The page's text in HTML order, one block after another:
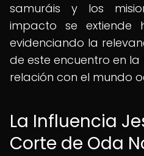
samuráis y los
impacto se extiende
evidenciando la
de este encuentro en
relación con el mundo
La Influencia
Corte de Oda